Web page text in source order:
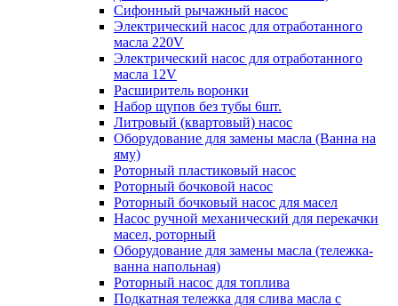
Сифонный рычажный насос
Электрический насос для отработанного
масла 220V
Электрический насос для отработанного
масла 12V
Расширитель воронки
Набор щупов без тубы 6шт.
Литровый (квартовый) насос
Оборудование для замены масла (Ванна на
яму)
Роторный пластиковый насос
Роторный бочковой насос
Роторный бочковый насос для масел
Насос ручной механический для перекачки
масел, роторный
Оборудование для замены масла (тележка-
ванна напольная)
Роторный насос для топлива
Подкатная тележка для слива масла с